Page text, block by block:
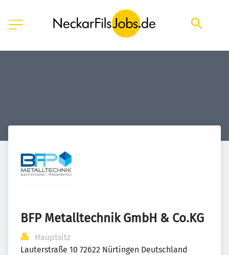
BFP Metalltechnik GmbH & Co.KG
Hauptsitz
Lauterstraße 10 72622 Nürtingen Deutschland